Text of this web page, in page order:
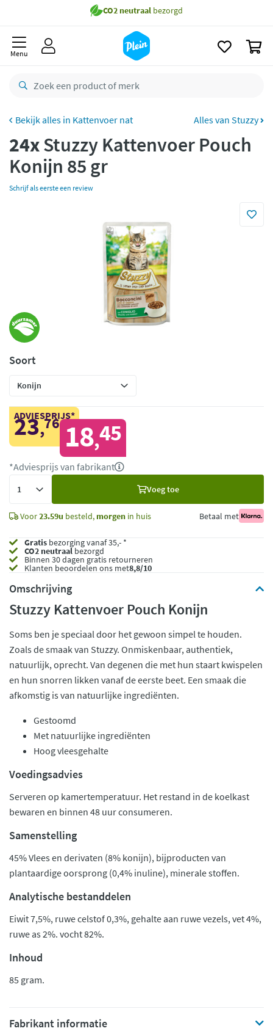
Gratisbezorging vanaf 35,- *
Bestelling uiterlijk
Gratisretourneren
Menu
Kattenvoer nat Alles van Stuzzy
24xStuzzy Kattenvoer Pouch
Konijn 85 gr
Schrijf als eerste een review
Soort
ADVIESPRIJS*
23,76 18,45
*Adviesprijs van fabrikant
Voeg toe
Voor23.59u besteld, morgen in huis Betaal met
Gratis bezorging vanaf 35,- *
CO2 neutraalbezorgd
Binnen 30 dagen gratis retourneren
Klanten beoordelen ons met8,8/10
Omschrijving
Stuzzy Kattenvoer Pouch Konijn
Soms ben je speciaal door het gewoon simpel te houden.
Zoals de smaak van Stuzzy. Onmiskenbaar, authentiek,
natuurlijk, oprecht. Van degenen die met hun staart kwispelen
en hun snorren likken vanaf de eerste beet. Een smaak die
afkomstig is van natuurlijke ingrediënten.
Gestoomd
Met natuurlijke ingrediënten
Hoog vleesgehalte
Voedingsadvies
Serveren op kamertemperatuur. Het restand in de koelkast
bewaren en binnen 48 uur consumeren.
Samenstelling
45% Vlees en derivaten (8% konijn), bijproducten van
plantaardige oorsprong (0,4% inuline), minerale stoffen.
Analytische bestanddelen
Eiwit 7,5%, ruwe celstof 0,3%, gehalte aan ruwe vezels, vet 4%,
ruwe as 2%. vocht 82%.
Inhoud
85 gram.
Fabrikant informatie